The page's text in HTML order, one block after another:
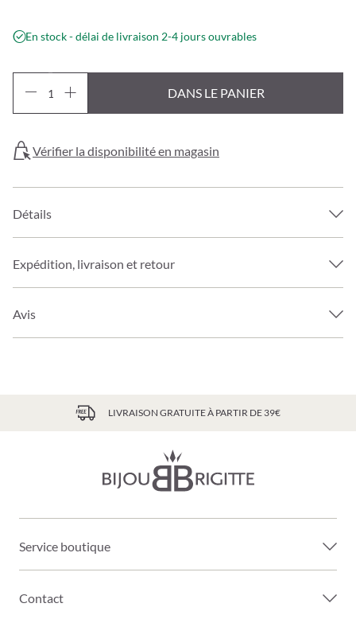
En stock - délai de livraison 2-4 jours ouvrables
DANS LE PANIER
Vérifier la disponibilité en magasin
Détails
Expédition, livraison et retour
Avis
LIVRAISON GRATUITE À PARTIR DE 39€
Service boutique
Contact